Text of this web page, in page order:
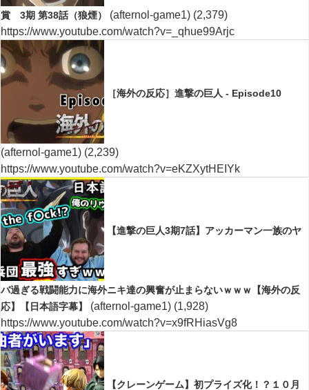
賞 3期 第38話（狼煙） (afternol-game1) (2,379)
https://www.youtube.com/watch?v=_qhue99Arjc
［海外の反応］進撃の巨人 - Episode10
(afternol-game1) (2,239)
https://www.youtube.com/watch?v=eKZXytHEIYk
【進撃の巨人3期7話】アッカーマン一族のヤ
バ過ぎる戦闘能力に海外ニキ達の興奮が止まらないｗｗｗ【海外の反
応】【日本語字幕】
(afternol-game1) (1,928)
https://www.youtube.com/watch?v=x9fRHiasVg8
【クレーンゲーム】初プライズ化！？１０月